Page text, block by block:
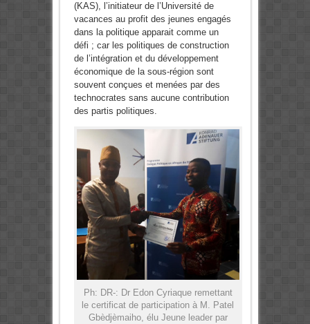
(KAS), l’initiateur de l’Université de
vacances au profit des jeunes engagés
dans la politique apparait comme un
défi ; car les politiques de construction
de l’intégration et du développement
économique de la sous-région sont
souvent conçues et menées par des
technocrates sans aucune contribution
des partis politiques.
Ph: DR-: Dr Edon Cyriaque remettant
le certificat de participation à M. Patel
Gbèdjèmaiho, élu Jeune leader par